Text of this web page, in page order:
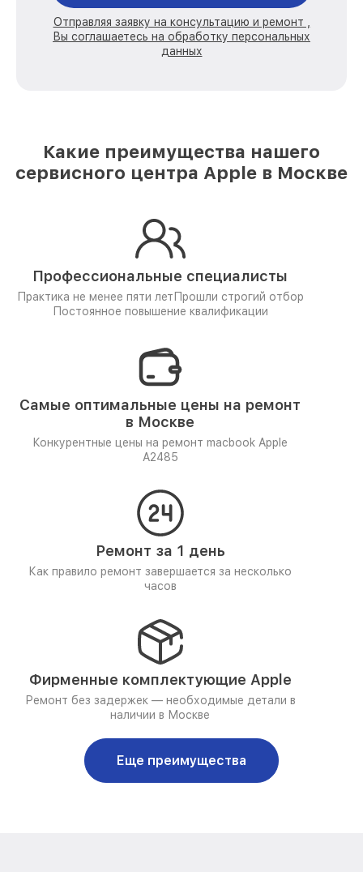
Отправляя заявку на консультацию и ремонт ,
Вы соглашаетесь на обработку персональных
данных
Какие преимущества нашего
сервисного центра Apple в Москве
Профессиональные специалисты
Практика не менее пяти лет Прошли строгий отбор
Постоянное повышение квалификации
Самые оптимальные цены на ремонт
в Москве
Конкурентные цены на ремонт macbook Apple
A2485
Ремонт за 1 день
Как правило ремонт завершается за несколько
часов
Фирменные комплектующие Apple
Ремонт без задержек — необходимые детали в
наличии в Москве
Еще преимущества